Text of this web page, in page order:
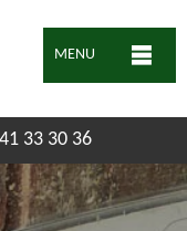
MENU
33 30 36